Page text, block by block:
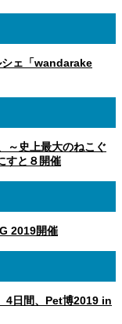
シェ「wandarake
～史上最大のねこぐ
すと８開催
2019開催
4日間、Pet博2019 in